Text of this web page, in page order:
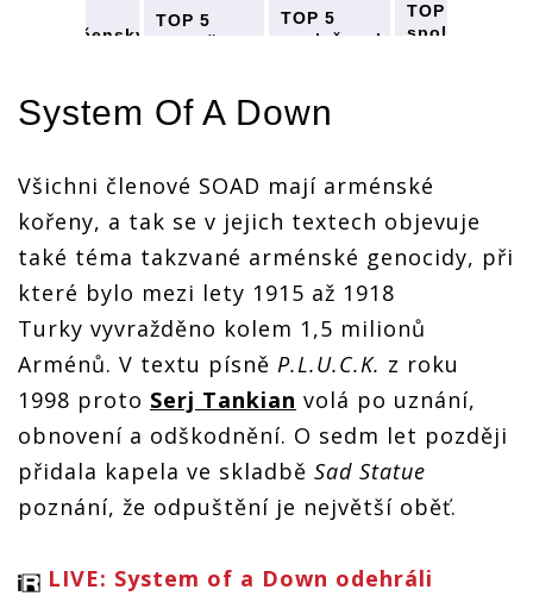
společensky
System Of
A Down
genocidě,
o Bushovi
Trumpovi
TOP 5
společensky
System Of
A Down
genocidě,
Green Day
o Bushovi
i
TOP 5
společensky
System Of
A Down
genocidě,
Green Day
o Bushovi
i
TOP 5
společensky
genocidě,
o Bushovi
Trumpovi
System Of A Down
Všichni členové SOAD mají arménské
kořeny, a tak se v jejich textech objevuje
také téma takzvané arménské genocidy, při
které bylo mezi lety 1915 až 1918
Turky vyvražděno kolem 1,5 milionů
Arménů. V textu písně P.L.U.C.K. z roku
1998 proto Serj Tankian volá po uznání,
obnovení a odškodnění. O sedm let později
přidala kapela ve skladbě Sad Statue
poznání, že odpuštění je největší oběť.
LIVE: System of a Down odehráli